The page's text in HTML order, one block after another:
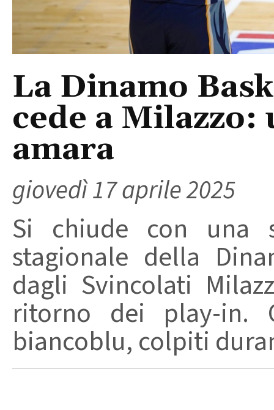
La Dinamo
cede a
amara
giovedì 17 aprile 2025
Si chiude con una
stagionale della
dagli Svincolati
ritorno dei play-
biancoblu, colpiti